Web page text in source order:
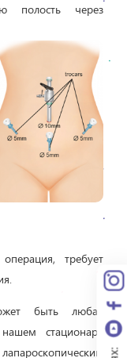
полость через
требует
быть любая
стационаре